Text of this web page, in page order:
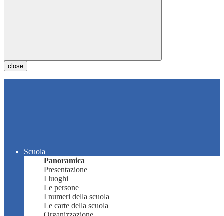
close
Scuola
Panoramica
Presentazione
I luoghi
Le persone
I numeri della scuola
Le carte della scuola